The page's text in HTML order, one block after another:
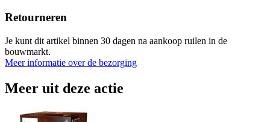
Retourneren
Je kunt dit artikel binnen 30 dagen na aankoop ruilen in de
bouwmarkt.
Meer informatie over de bezorging
Meer uit deze actie